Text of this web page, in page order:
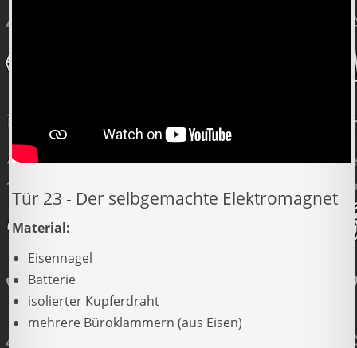
Tür 23 - Der selbgemachte Elektromagnet
Material:
Eisennagel
Batterie
isolierter Kupferdraht
mehrere Büroklammern (aus Eisen)